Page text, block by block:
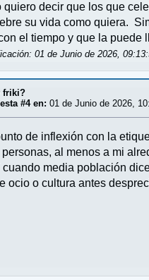
quiero decir que los que
su vida como quiera.
el tiempo y que la puede
01 de Junio de 2026,
friki?
#4 en: 01 de Junio de 2026,
de inflexión con la
al menos a mi
cuando media población
ocio o cultura antes